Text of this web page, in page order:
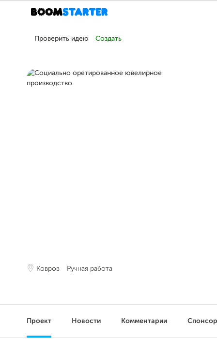
Проверить идею Создать
Ковров Ручная работа
Проект Новости Комментарии